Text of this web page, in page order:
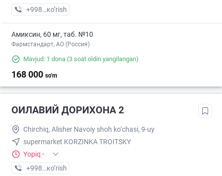
+998 (77) XXX-XX-XX
кo’rish
Амиксин, 60 мг, таб. №10
Фармстандарт, АО (Россия)
Mavjud: 1 dona (3 soat oldin yangilangan)
168 000 so'm
ОИЛАВИЙ ДОРИХОНА 2
Chirchiq, Alisher Navoiy shoh ko‘chasi, 9-uy
supermarket KORZINKA TROITSKY
Yopiq ·
+998 (77) XXX-XX-XX
кo’rish